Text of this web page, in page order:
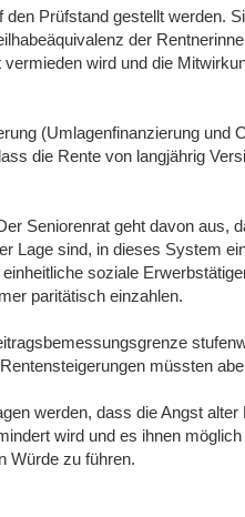
Prüfstand gestellt werden.
der
wird und die
(Umlagenfinanzierung und
die Rente von langjährig
Seniorenrat geht davon aus,
Lage sind, in dieses System
soziale
paritätisch einzahlen.
müssten
werden, dass die Angst
wird und es ihnen
Würde zu führen.